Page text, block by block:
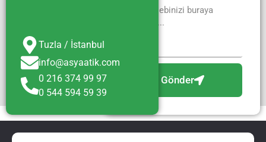
Tuzla / İstanbul
info@asyaatik.com
0 216 374 99 97
0 544 594 59 39
Gönder